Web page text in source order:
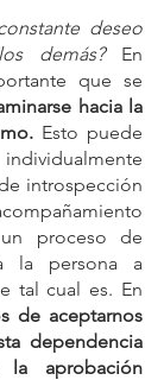
deseo
demás? En
que se
hacia la
Esto puede
introspección
proceso de
la persona a
tal cual es. En
de aceptarnos
dependencia
aprobación